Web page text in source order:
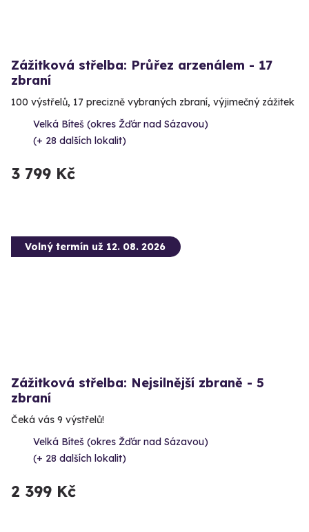
Zážitková střelba: Průřez arzenálem - 17
zbraní
100 výstřelů, 17 precizně vybraných zbraní, výjimečný zážitek
Velká Bíteš (okres Žďár nad Sázavou)
(+ 28 dalších lokalit)
3 799 Kč
Volný termín už 12. 08. 2026
Zážitková střelba: Nejsilnější zbraně - 5
zbraní
Čeká vás 9 výstřelů!
Velká Bíteš (okres Žďár nad Sázavou)
(+ 28 dalších lokalit)
2 399 Kč